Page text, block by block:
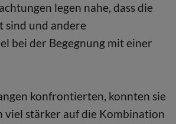
legen nahe, dass die
sind und andere
bei der Begegnung mit einer
konfrontierten, konnten sie
viel stärker auf die Kombination